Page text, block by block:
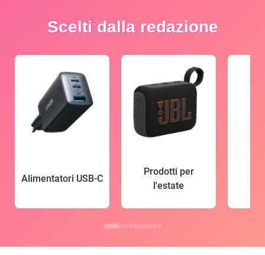
Scelti dalla redazione
Alimentatori USB-C
Prodotti per
l'estate